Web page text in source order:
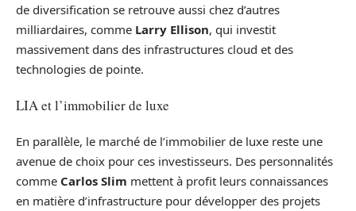
de diversification se retrouve aussi chez d’autres
milliardaires, comme Larry Ellison, qui investit
massivement dans des infrastructures cloud et des
technologies de pointe.
LIA et l’immobilier de luxe
En parallèle, le marché de l’immobilier de luxe reste une
avenue de choix pour ces investisseurs. Des personnalités
comme Carlos Slim mettent à profit leurs connaissances
en matière d’infrastructure pour développer des projets